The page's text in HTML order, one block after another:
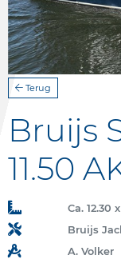
Terug
Bruijs
11.50
Ca. 12.30
Bruijs
A. Volker